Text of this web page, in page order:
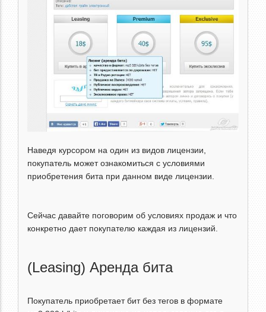
Наведя курсором на один из видов лицензии,
покупатель может ознакомиться с условиями
приобретения бита при данном виде лицензии.
Сейчас давайте поговорим об условиях продаж и что
конкретно дает покупателю каждая из лицензий.
(Leasing) Аренда бита
Покупатель приобретает бит без тегов в формате